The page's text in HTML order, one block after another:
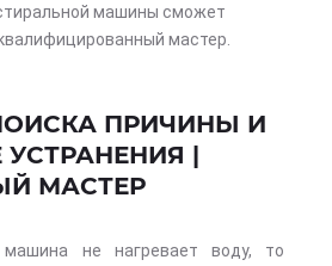
машины сможет
мастер.
ПРИЧИНЫ И
|
МАСТЕР
машина не нагревает воду, то